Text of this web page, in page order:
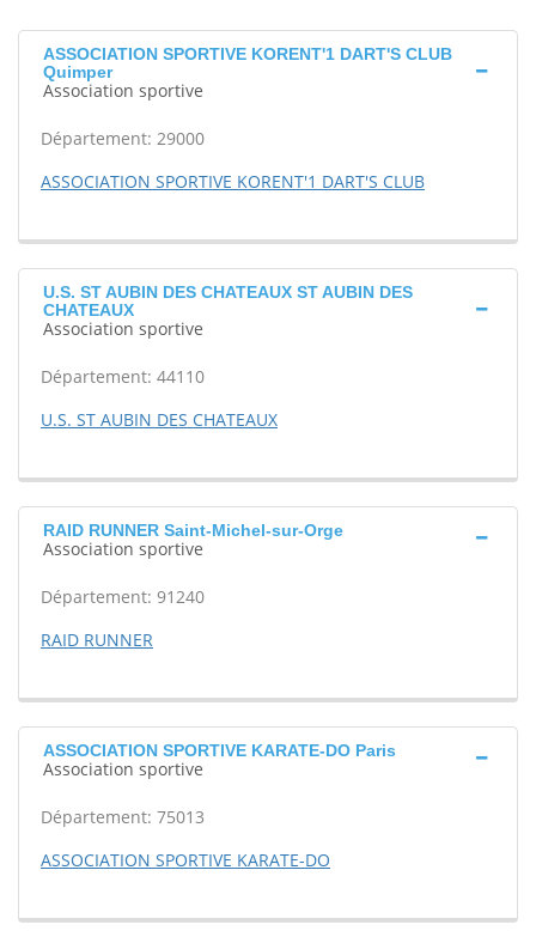
ASSOCIATION SPORTIVE KORENT'1 DART'S CLUB
Quimper
Association sportive
Département: 29000
ASSOCIATION SPORTIVE KORENT'1 DART'S CLUB
U.S. ST AUBIN DES CHATEAUX ST AUBIN DES
CHATEAUX
Association sportive
Département: 44110
U.S. ST AUBIN DES CHATEAUX
RAID RUNNER Saint-Michel-sur-Orge
Association sportive
Département: 91240
RAID RUNNER
ASSOCIATION SPORTIVE KARATE-DO Paris
Association sportive
Département: 75013
ASSOCIATION SPORTIVE KARATE-DO